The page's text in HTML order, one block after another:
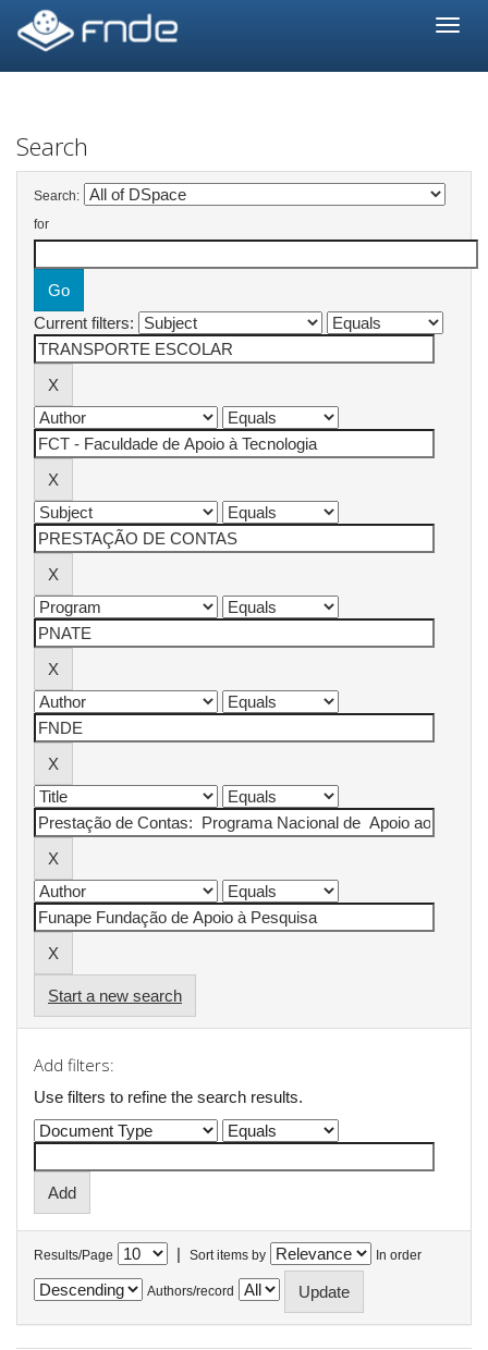
navigation
Search
Search:
for
Current filters:
Start a new search
Add filters:
Use filters to refine the search results.
Results/Page | Sort items by In order
Authors/record